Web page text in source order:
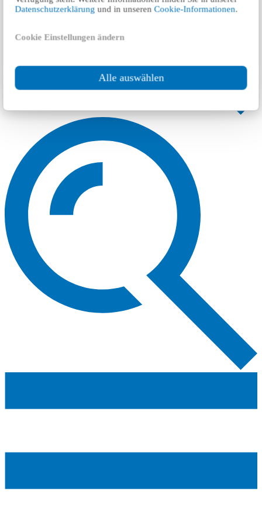
Datenschutzerklärung und in unserenCookie-Informationen.
Cookie Einstellungen ändern
Alle auswählen